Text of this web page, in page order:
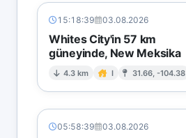
15:18:39 03.08.2026
Whites City'in 57 km
güneyinde, New Meksika
4.3 km I 31.66, -104.38
05:58:39 03.08.2026